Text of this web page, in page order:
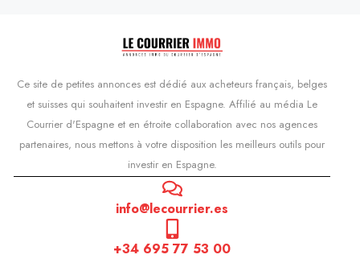
Ce site de petites annonces est dédié aux acheteurs français, belges
et suisses qui souhaitent investir en Espagne. Affilié au média Le
Courrier d'Espagne et en étroite collaboration avec nos agences
partenaires, nous mettons à votre disposition les meilleurs outils pour
investir en Espagne.
info@lecourrier.es
+34 695 77 53 00